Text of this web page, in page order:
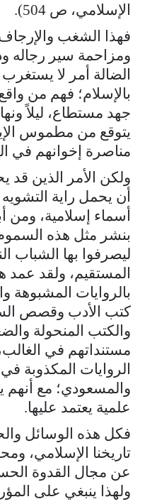
الإسلامي، ص 504).
فهذا الشغب
ومزاحمة سير رجاله
الضالة أمر لا
بالإسلام؛ فهم من
جهد مستطاع، ليلاً
يتوقع من مطموس
مناصرة إخوانهم في
ولكن الأمر الذين قد
أن يحمل راية
أسماء إسلامية، ومن
بنشر مثل هذه
ليصرفوا بها الشباب
المستقيم، ولقد عمد
بالروايات المشبوهة
كتب الأدب وقصص
والكتب المنحولة
مستنداتهم في
الروايات المكذوبة
والمسعودي؛ مع أنهم
علمية يعتمد عليها.
فكل هذه الوسائل
تاريخنا الإسلامي،
عن مجال القدوة
ولهذا ينبغي على